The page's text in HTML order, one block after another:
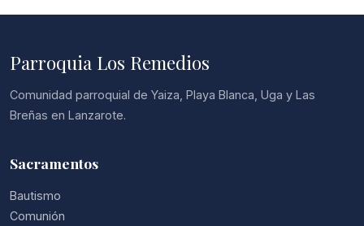
Parroquia Los Remedios
Comunidad parroquial de Yaiza, Playa Blanca, Uga y Las
Breñas en Lanzarote.
Sacramentos
Bautismo
Comunión